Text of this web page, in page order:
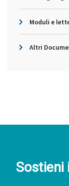
Moduli e
Altri
Sostieni